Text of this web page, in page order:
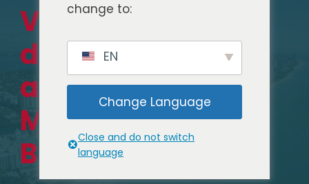
Viaje privado
desde el
aeropuerto de
Miami a South
Beach
change to:
EN
Change Language
Close and do not switch
language